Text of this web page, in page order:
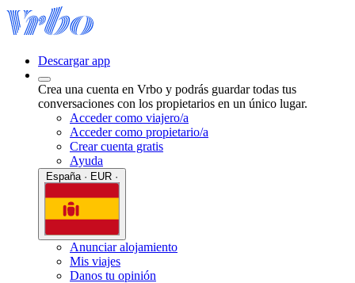
Descargar app
Crea una cuenta en Vrbo y podrás guardar todas tus
conversaciones con los propietarios en un único lugar.
Acceder como viajero/a
Acceder como propietario/a
Crear cuenta gratis
Ayuda
Anunciar alojamiento
Mis viajes
Danos tu opinión